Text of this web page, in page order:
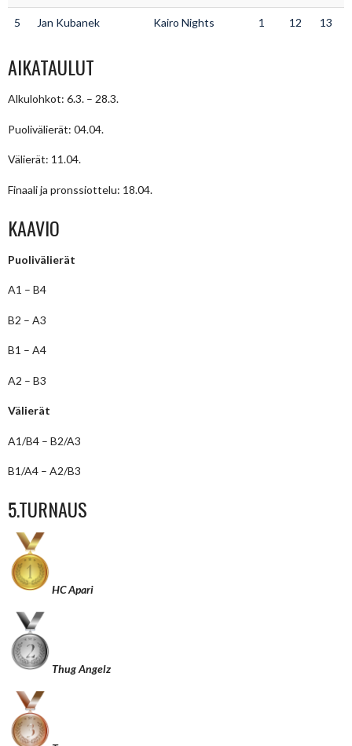
5 Jan Kubanek Kairo Nights 1 12 13
AIKATAULUT
Alkulohkot: 6.3. – 28.3.
Puolivälierät: 04.04.
Välierät: 11.04.
Finaali ja pronssiottelu: 18.04.
KAAVIO
Puolivälierät
A1 – B4
B2 – A3
B1 – A4
A2 – B3
Välierät
A1/B4 – B2/A3
B1/A4 – A2/B3
5.TURNAUS
HC Apari
Thug Angelz